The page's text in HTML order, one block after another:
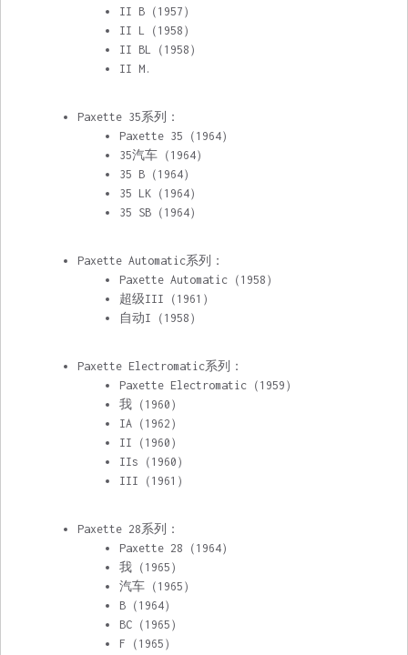
II B（1957）
II L（1958）
II BL（1958）
II M.
Paxette 35系列：
Paxette 35 （1964）
35汽车（1964）
35 B（1964）
35 LK（1964）
35 SB（1964）
Paxette Automatic系列：
Paxette Automatic（1958）
超级III（1961）
自动I（1958）
Paxette Electromatic系列：
Paxette Electromatic（1959）
我（1960）
IA（1962）
II（1960）
IIs（1960）
III（1961）
Paxette 28系列：
Paxette 28 （1964）
我（1965）
汽车（1965）
B（1964）
BC（1965）
F（1965）